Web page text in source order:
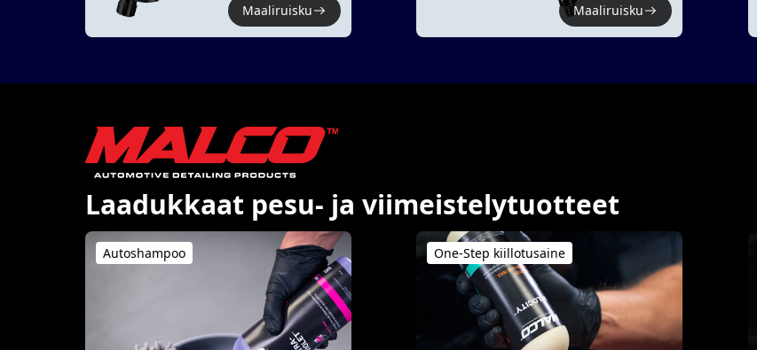
Maaliruisku Maaliruisku
Laadukkaat pesu- ja viimeistelytuotteet
Autoshampoo One-Step kiillotusaine